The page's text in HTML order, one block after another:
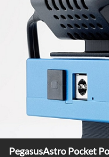
PegasusAstro Pocket